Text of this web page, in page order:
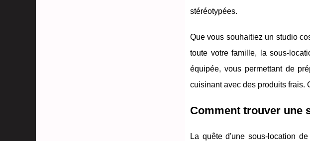
stéréotypées.
Que vous souhaitiez un studio
toute votre famille, la sous-
équipée, vous permettant de
cuisinant avec des produits frais.
Comment trouver une
La quête d'une sous-location